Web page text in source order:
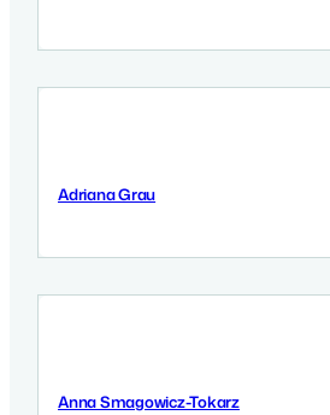
Adriana Grau
Anna Smagowicz-Tokarz